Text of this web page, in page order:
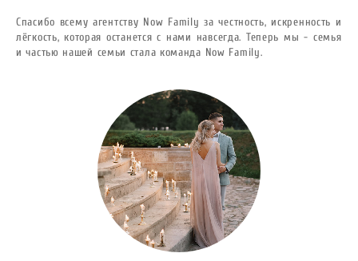
Спасибо всему агентству Now Family за честность, искренность и
лёгкость, которая останется с нами навсегда. Теперь мы - семья
и частью нашей семьи стала команда Now Family.